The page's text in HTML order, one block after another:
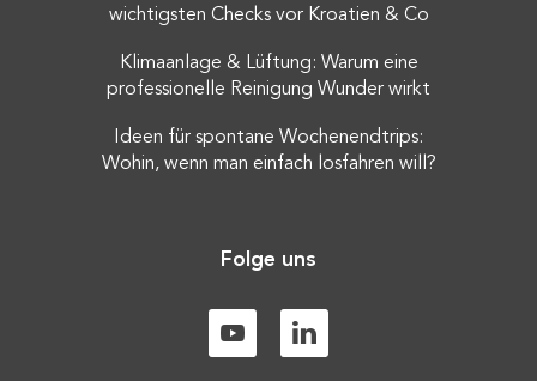
wichtigsten Checks vor Kroatien & Co
Klimaanlage & Lüftung: Warum eine
professionelle Reinigung Wunder wirkt
Ideen für spontane Wochenendtrips:
Wohin, wenn man einfach losfahren will?
Folge uns